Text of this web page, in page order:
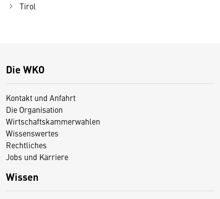
Tirol
Die WKO
Kontakt und Anfahrt
Die Organisation
Wirtschaftskammerwahlen
Wissenswertes
Rechtliches
Jobs und Karriere
Wissen